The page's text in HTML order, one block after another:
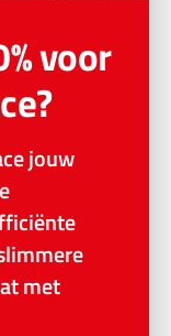
voor
jouw
met